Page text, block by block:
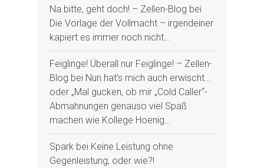
Na bitte, geht doch! – Zellen-Blog bei
Die Vorlage der Vollmacht – irgendeiner
kapiert es immer noch nicht…
Feiglinge! Überall nur Feiglinge! – Zellen-
Blog bei Nun hat’s mich auch erwischt…
oder „Mal gucken, ob mir „Cold Caller“-
Abmahnungen genauso viel Spaß
machen wie Kollege Hoenig…
Sparkbei Keine Leistung ohne
Gegenleistung, oder wie?!